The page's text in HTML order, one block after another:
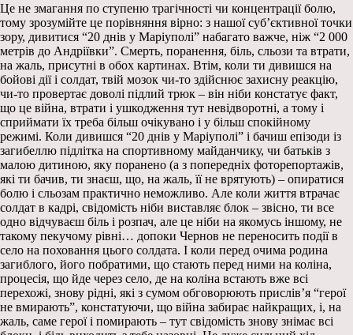
Це не змагання по ступеню трагічності чи концентрації болю,
тому зрозумійте це порівняння вірно: з нашої суб’єктивної точки
зору, дивитися “20 днів у Маріуполі” набагато важче, ніж “2 000
метрів до Андріївки”. Смерть, поранення, біль, сльози та втрати,
на жаль, присутні в обох картинах. Втім, коли ти дивишся на
бойові дії і солдат, твій мозок чи-то здійснює захисну реакцію,
чи-то провертає доволі підлий трюк – він ніби констатує факт,
що це війна, втрати і ушкодження тут невідворотні, а тому і
сприймати їх треба більш очікувано і у більш спокійному
режимі. Коли дивишся “20 днів у Маріуполі” і бачиш епізоди із
загибеллю підлітка на спортивному майданчику, чи батьків з
малою дитиною, яку поранено (а з попередніх фоторепортажів,
які ти бачив, ти знаєш, що, на жаль, її не врятують) – опиратися
болю і сльозам практично неможливо. Але коли життя втрачає
солдат в кадрі, свідомість ніби виставляє блок – звісно, ти все
одно відчуваєш біль і розпач, але це ніби на якомусь іншому, не
такому пекучому рівні… допоки Чернов не переносить події в
село на поховання цього солдата. І коли перед очима родина
загиблого, його побратими, що стають перед ними на коліна,
процесія, що йде через село, де на коліна встають вже всі
перехожі, знову рідні, які з сумом обговорюють прислів’я “герої
не вмирають”, констатуючи, що війна забирає найкращих, і, на
жаль, саме герої і помирають – тут свідомість знову знімає всі